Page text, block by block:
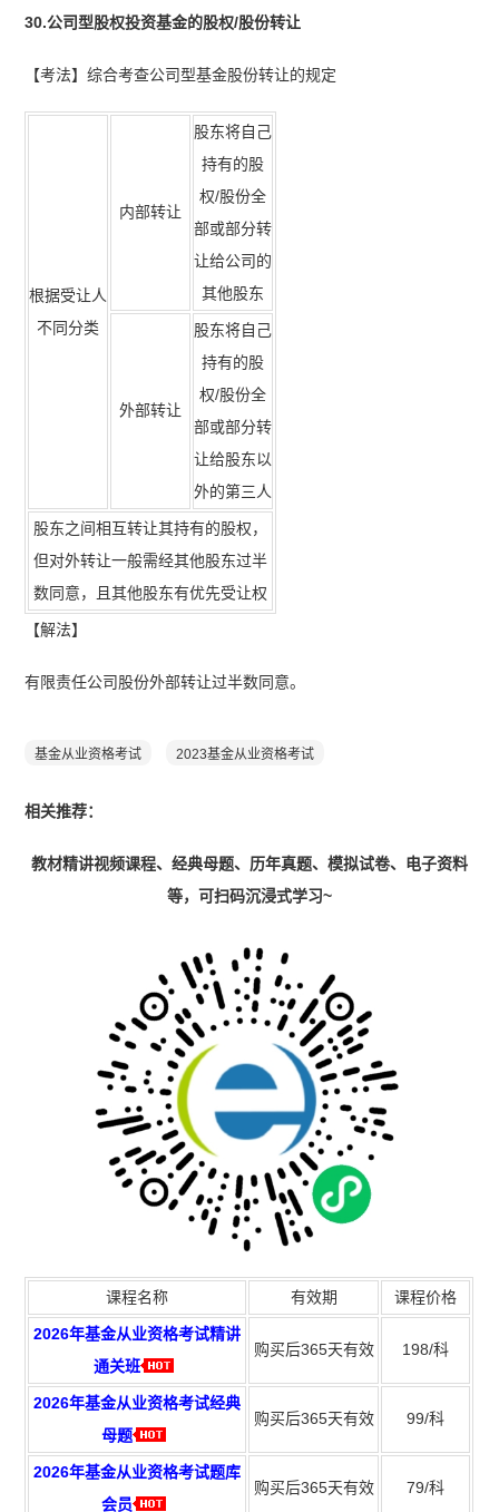
30.公司型股权投资基金的股权/股份转让
【考法】综合考查公司型基金股份转让的规定
根据受让人
不同分类
内部转让
股东将自己
持有的股
权/股份全
部或部分转
让给公司的
其他股东
外部转让
股东将自己
持有的股
权/股份全
部或部分转
让给股东以
外的第三人
股东之间相互转让其持有的股权，
但对外转让一般需经其他股东过半
数同意，且其他股东有优先受让权
【解法】
有限责任公司股份外部转让过半数同意。
基金从业资格考试 2023基金从业资格考试
相关推荐：
教材精讲视频课程、经典母题、历年真题、模拟试卷、电子资料
等，可扫码沉浸式学习~
课程名称 有效期 课程价格
2026年基金从业资格考试精讲
通关班
购买后365天有效 198/科
2026年基金从业资格考试经典
母题
购买后365天有效 99/科
2026年基金从业资格考试题库
会员
购买后365天有效 79/科